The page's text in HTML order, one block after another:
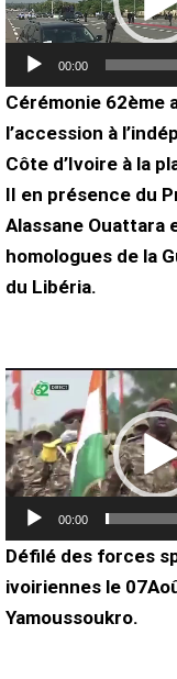
00:00
Cérémonie 62ème
l’accession à
Côte d’Ivoire à la
II en présence du
Alassane Ouattara
homologues de la
du Libéria.
Lecteur
vidéo
00:00
Défilé des forces
ivoiriennes le
Yamoussoukro.